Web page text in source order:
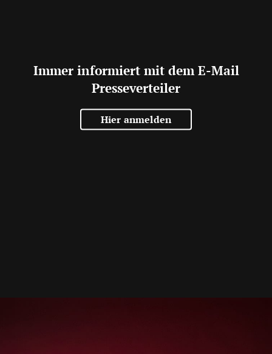
Immer informiert mit dem E-Mail
Presseverteiler
Hier anmelden